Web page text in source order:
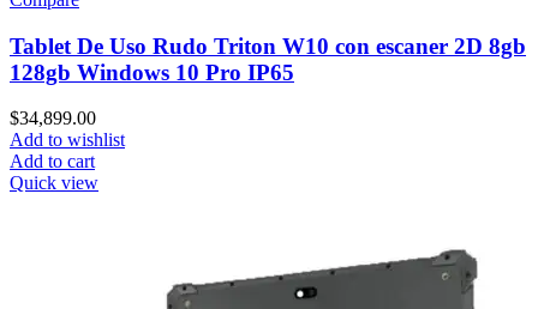
Tablet De Uso Rudo Triton W10 con escaner 2D 8gb
128gb Windows 10 Pro IP65
$34,899.00
Add to wishlist
Add to cart
Quick view